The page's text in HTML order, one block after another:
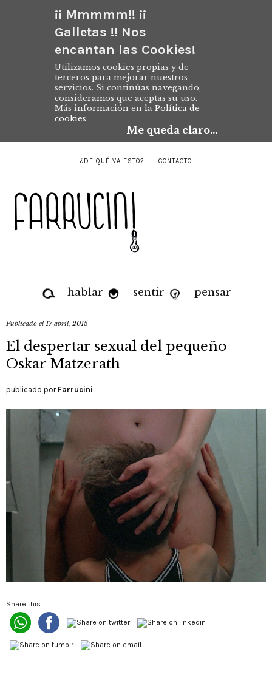
¡¡ Mmmmm!! ¡¡
Galletas !! Nos
encantan las Cookies!
Utilizamos cookies propias y de
terceros para mejorar nuestros
servicios. Si continúas navegando,
consideramos que aceptas su uso.
Más información en la Política de
cookies
Me queda claro...
¿DE QUÉ VA ESTO? CONTACTO
hablar sentir pensar
Publicado el17 abril, 2015
El despertar sexual del pequeño
Oskar Matzerath
publicado por Farrucini
Share this...